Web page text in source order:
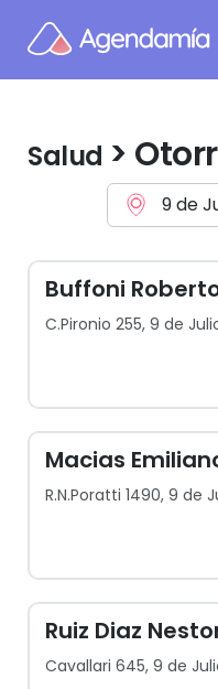
Salud >
Buffoni
C.Pironio 255, 9 de
Macias
R.N.Poratti 1490, 9 de
Ruiz Diaz
Cavallari 645, 9 de